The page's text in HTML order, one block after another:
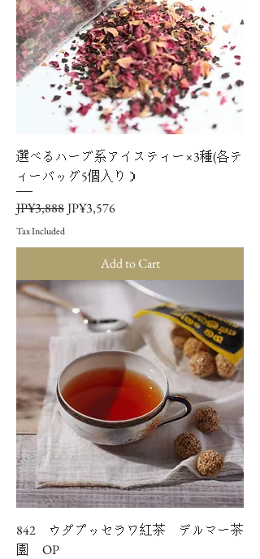
選べるハーブ系アイスティー×3種(各テ
ィーバッグ5個入り）
Regular Price
JP¥3,888Sale Price
JP¥3,576
Tax Included
Add to Cart
842 ウダプッセラワ紅茶 デルマー茶
園 OP